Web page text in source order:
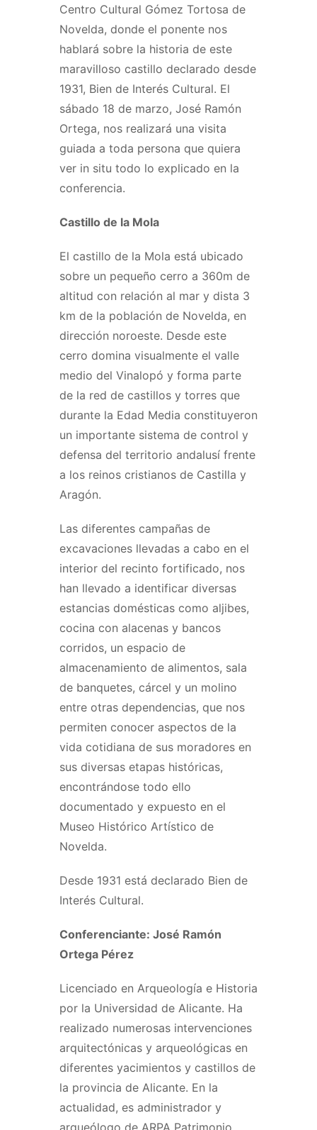
Centro Cultural Gómez Tortosa de
Novelda, donde el ponente nos
hablará sobre la historia de este
maravilloso castillo declarado desde
1931, Bien de Interés Cultural. El
sábado 18 de marzo, José Ramón
Ortega, nos realizará una visita
guiada a toda persona que quiera
ver in situ todo lo explicado en la
conferencia.
Castillo de la Mola
El castillo de la Mola está ubicado
sobre un pequeño cerro a 360m de
altitud con relación al mar y dista 3
km de la población de Novelda, en
dirección noroeste. Desde este
cerro domina visualmente el valle
medio del Vinalopó y forma parte
de la red de castillos y torres que
durante la Edad Media constituyeron
un importante sistema de control y
defensa del territorio andalusí frente
a los reinos cristianos de Castilla y
Aragón.
Las diferentes campañas de
excavaciones llevadas a cabo en el
interior del recinto fortificado, nos
han llevado a identificar diversas
estancias domésticas como aljibes,
cocina con alacenas y bancos
corridos, un espacio de
almacenamiento de alimentos, sala
de banquetes, cárcel y un molino
entre otras dependencias, que nos
permiten conocer aspectos de la
vida cotidiana de sus moradores en
sus diversas etapas históricas,
encontrándose todo ello
documentado y expuesto en el
Museo Histórico Artístico de
Novelda.
Desde 1931 está declarado Bien de
Interés Cultural.
Conferenciante: José Ramón
Ortega Pérez
Licenciado en Arqueología e Historia
por la Universidad de Alicante. Ha
realizado numerosas intervenciones
arquitectónicas y arqueológicas en
diferentes yacimientos y castillos de
la provincia de Alicante. En la
actualidad, es administrador y
arqueólogo de ARPA Patrimonio,